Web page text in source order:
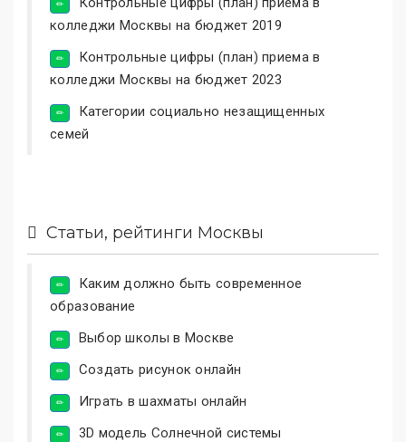
колледжи Москвы на бюджет 2019
Контрольные цифры (план) приема в
колледжи Москвы на бюджет 2023
Категории социально незащищенных
семей
Статьи, рейтинги Москвы
Каким должно быть современное
образование
Выбор школы в Москве
Создать рисунок онлайн
Играть в шахматы онлайн
3D модель Солнечной системы